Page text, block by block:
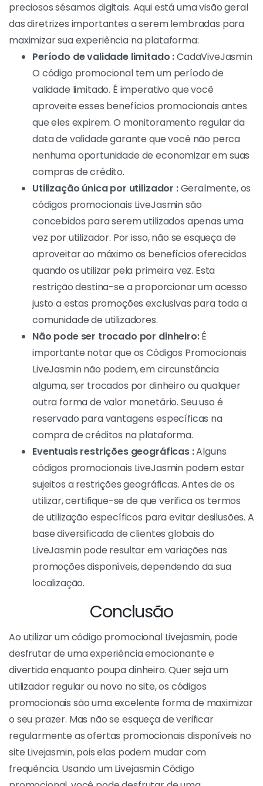
preciosos sésamos digitais. Aqui está uma visão geral
das diretrizes importantes a serem lembradas para
maximizar sua experiência na plataforma:
Período de validade limitado :CadaViveJasmin
O código promocional tem um período de
validade limitado. É imperativo que você
aproveite esses benefícios promocionais antes
que eles expirem. O monitoramento regular da
data de validade garante que você não perca
nenhuma oportunidade de economizar em suas
compras de crédito.
Utilização única por utilizador :Geralmente, os
códigos promocionais LiveJasmin são
concebidos para serem utilizados apenas uma
vez por utilizador. Por isso, não se esqueça de
aproveitar ao máximo os benefícios oferecidos
quando os utilizar pela primeira vez. Esta
restrição destina-se a proporcionar um acesso
justo a estas promoções exclusivas para toda a
comunidade de utilizadores.
Não pode ser trocado por dinheiro:É
importante notar que os Códigos Promocionais
LiveJasmin não podem, em circunstância
alguma, ser trocados por dinheiro ou qualquer
outra forma de valor monetário. Seu uso é
reservado para vantagens específicas na
compra de créditos na plataforma.
Eventuais restrições geográficas :Alguns
códigos promocionais LiveJasmin podem estar
sujeitos a restrições geográficas. Antes de os
utilizar, certifique-se de que verifica os termos
de utilização específicos para evitar desilusões. A
base diversificada de clientes globais do
LiveJasmin pode resultar em variações nas
promoções disponíveis, dependendo da sua
localização.
Conclusão
Ao utilizar um código promocional Livejasmin, pode
desfrutar de uma experiência emocionante e
divertida enquanto poupa dinheiro. Quer seja um
utilizador regular ou novo no site, os códigos
promocionais são uma excelente forma de maximizar
o seu prazer. Mas não se esqueça de verificar
regularmente as ofertas promocionais disponíveis no
site Livejasmin, pois elas podem mudar com
frequência. Usando um Livejasmin Código